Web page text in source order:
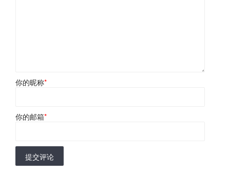
你的昵称*
你的邮箱*
提交评论